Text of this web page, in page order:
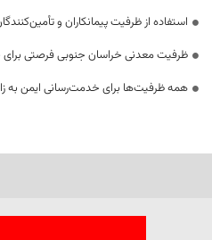
استفاده از ظرفیت پیمانکاران و
ظرفیت معدنی خراسان جنوبی فرصتی
همه ظرفیت‌ها برای خدمت‌رسانی ایمن به